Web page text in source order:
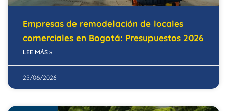
Empresas de remodelación de locales
comerciales en Bogotá: Presupuestos 2026
LEE MÁS »
25/06/2026